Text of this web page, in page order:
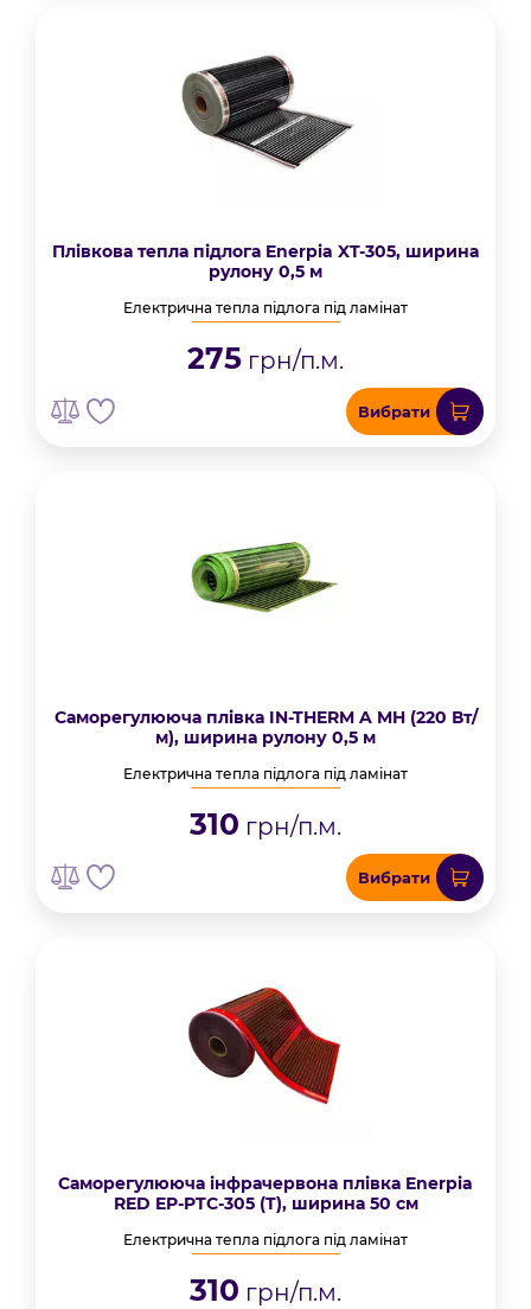
Плівкова тепла підлога Enerpia XT-305, ширина
рулону 0,5 м
Електрична тепла підлога під ламінат
275 грн/п.м.
Вибрати
Саморегулююча плівка IN-THERM A MH (220 Вт/
м), ширина рулону 0,5 м
Електрична тепла підлога під ламінат
310 грн/п.м.
Вибрати
Саморегулююча інфрачервона плівка Enerpia
RED EP-PTC-305 (T), ширина 50 см
Електрична тепла підлога під ламінат
310 грн/п.м.